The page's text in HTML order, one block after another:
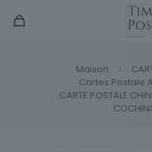
Maison
Cartes Postale
CARTE POSTALE